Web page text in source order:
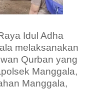
Idul Adha
melaksanakan
Qurban yang
Manggala,
Manggala,